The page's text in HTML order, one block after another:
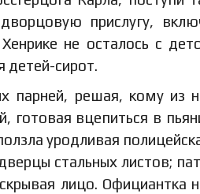
прислугу,
не осталось с
детей-сирот.
парней, решая, кому из
готовая вцепиться в
уродливая
стальных листов;
лицо. Официантка